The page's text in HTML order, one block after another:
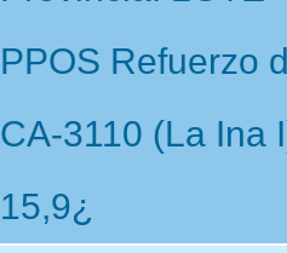
PPOS Refuerzo
CA-3110 (La Ina
15,9¿